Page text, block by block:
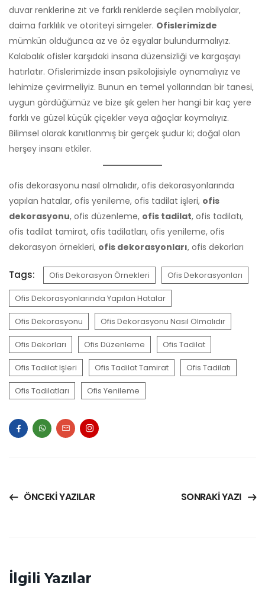
duvar renklerine zıt ve farklı renklerde seçilen mobilyalar,
daima farklılık ve otoriteyi simgeler. Ofislerimizde
mümkün olduğunca az ve öz eşyalar bulundurmalıyız.
Kalabalık ofisler karşıdaki insana düzensizliği ve kargaşayı
hatırlatır. Ofislerimizde insan psikolojisiyle oynamalıyız ve
lehimize çevirmeliyiz. Bunun en temel yollarından bir tanesi,
uygun gördüğümüz ve bize şık gelen her hangi bir kaç yere
farklı ve güzel küçük çiçekler veya ağaçlar koymalıyız.
Bilimsel olarak kanıtlanmış bir gerçek şudur ki; doğal olan
herşey insanı etkiler.
ofis dekorasyonu nasıl olmalıdır, ofis dekorasyonlarında
yapılan hatalar, ofis yenileme, ofis tadilat işleri, ofis
dekorasyonu, ofis düzenleme, ofis tadilat, ofis tadilatı,
ofis tadilat tamirat, ofis tadilatları, ofis yenileme, ofis
dekorasyon örnekleri, ofis dekorasyonları, ofis dekorları
Tags: Ofis Dekorasyon Örnekleri Ofis Dekorasyonları
Ofis Dekorasyonlarında Yapılan Hatalar
Ofis Dekorasyonu Ofis Dekorasyonu Nasıl Olmalıdır
Ofis Dekorları Ofis Düzenleme Ofis Tadilat
Ofis Tadilat Işleri Ofis Tadilat Tamirat Ofis Tadilatı
Ofis Tadilatları Ofis Yenileme
ÖNCEKI YAZILAR SONRAKI YAZI
İlgili Yazılar